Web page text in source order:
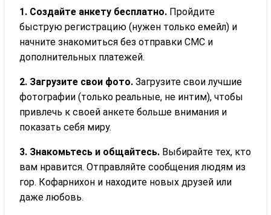
1. Создайте анкету бесплатно. Пройдите
быструю регистрацию (нужен только емейл) и
начните знакомиться без отправки СМС и
дополнительных платежей.
2. Загрузите свои фото. Загрузите свои лучшие
фотографии (только реальные, не интим), чтобы
привлечь к своей анкете больше внимания и
показать себя миру.
3. Знакомьтесь и общайтесь. Выбирайте тех, кто
вам нравится. Отправляйте сообщения людям из
гор. Кофарнихон и находите новых друзей или
даже любовь.